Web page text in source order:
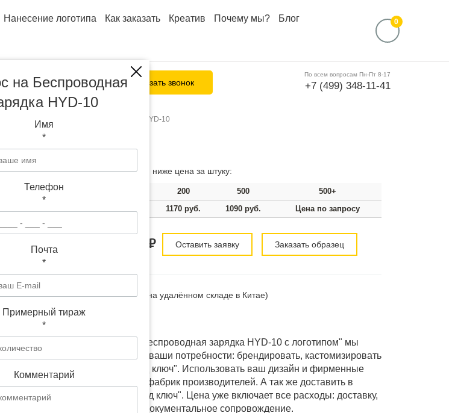
Нанесение логотипа Как заказать Креатив Почему мы? Блог 0
Заказать звонок
По всем вопросам Пн-Пт 8-17
+7 (499) 348-11-41
зарядки Беспроводная зарядка HYD-10
с логотипом
Чем больше тираж, тем ниже цена за штуку:
Тираж 200 500
500+
1170 руб. 1090 руб. Цена по запросу
руб. Оставить заявку Заказать образец
Наличие: В наличии (на удалённом складе в Китае)
Доставка:
Выбранный товар "Беспроводная зарядка HYD-10 с логотипом" мы
можем изменить под ваши потребности: брендировать, кастомизировать
или разработать "под ключ". Использовать ваш дизайн и фирменные
коробки напрямую у фабрик производителей. А так же доставить в
любую точку СНГ "под ключ". Цена уже включает все расходы: доставку,
цена производства, документальное сопровождение.
на Беспроводная
HYD-10
Имя
*
Телефон
*
Почта
*
Примерный тираж
*
Комментарий